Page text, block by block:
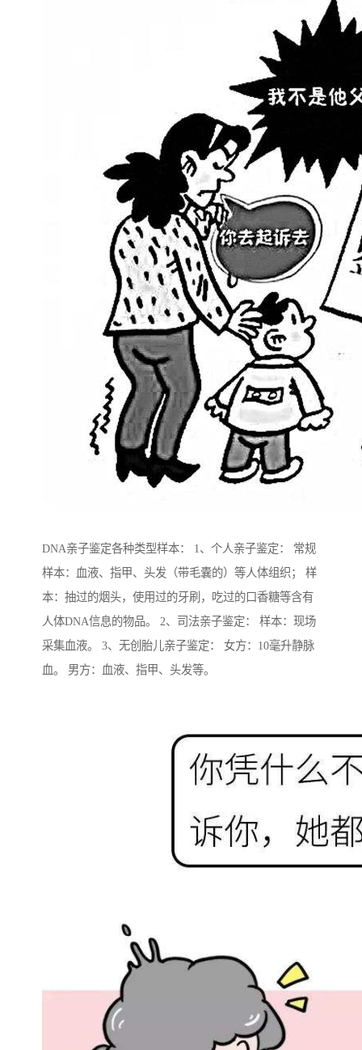
DNA亲子鉴定各种类型样本： 1、个人亲子鉴定： 常规
样本：血液、指甲、头发（带毛囊的）等人体组织； 样
本：抽过的烟头，使用过的牙刷，吃过的口香糖等含有
人体DNA信息的物品。 2、司法亲子鉴定： 样本：现场
采集血液。 3、无创胎儿亲子鉴定： 女方：10毫升静脉
血。 男方：血液、指甲、头发等。